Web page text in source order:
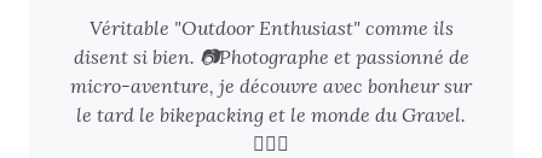
Véritable "Outdoor Enthusiast" comme ils
disent si bien. 📷Photographe et passionné de
micro-aventure, je découvre avec bonheur sur
le tard le bikepacking et le monde du Gravel.
🚴🏻‍♂️